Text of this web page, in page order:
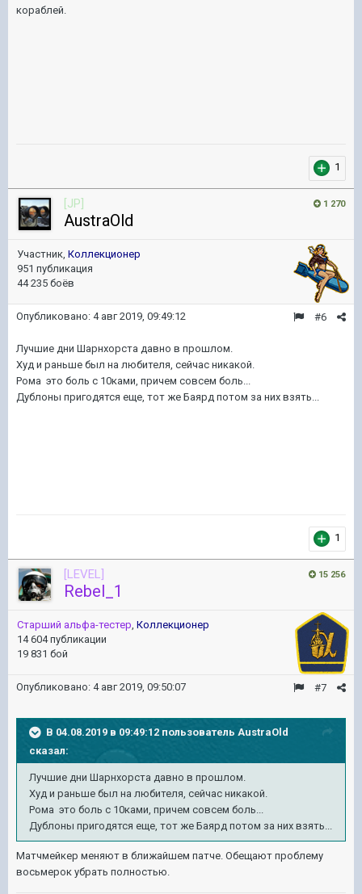
кораблей.
1
1 270
[JP]
AustraOld
Участник, Коллекционер
951 публикация
44 235 боёв
#6
Опубликовано: 4 авг 2019, 09:49:12
Лучшие дни Шарнхорста давно в прошлом.
Худ и раньше был на любителя, сейчас никакой.
Рома это боль с 10ками, причем совсем боль...
Дублоны пригодятся еще, тот же Баярд потом за них взять...
1
15 256
[LEVEL]
Rebel_1
Старший альфа-тестер, Коллекционер
14 604 публикации
19 831 бой
#7
Опубликовано: 4 авг 2019, 09:50:07
В 04.08.2019 в 09:49:12 пользователь AustraOld
сказал:
Лучшие дни Шарнхорста давно в прошлом.
Худ и раньше был на любителя, сейчас никакой.
Рома это боль с 10ками, причем совсем боль...
Дублоны пригодятся еще, тот же Баярд потом за них взять...
Матчмейкер меняют в ближайшем патче. Обещают проблему
восьмерок убрать полностью.